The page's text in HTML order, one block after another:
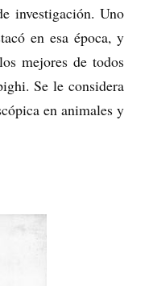
investigación. Uno
en esa época, y
mejores de todos
Se le considera
en animales y